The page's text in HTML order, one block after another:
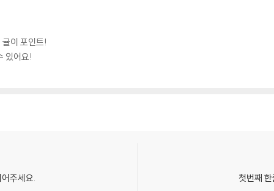
이 포인트!
있어요!
주세요. 첫번째